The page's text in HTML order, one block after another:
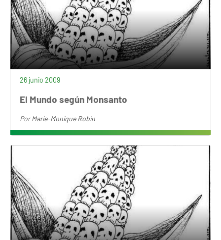
26 junio 2009
El Mundo según Monsanto
PorMarie-Monique Robin